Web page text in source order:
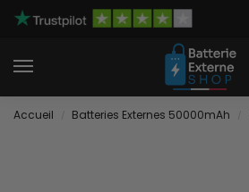
Accueil Batteries Externes 50000mAh